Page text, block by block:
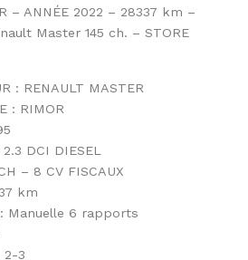
– ANNÉE 2022 – 28337 km –
Master 145 ch. – STORE
: RENAULT MASTER
: RIMOR
DCI DIESEL
– 8 CV FISCAUX
km
Manuelle 6 rapports
2-3